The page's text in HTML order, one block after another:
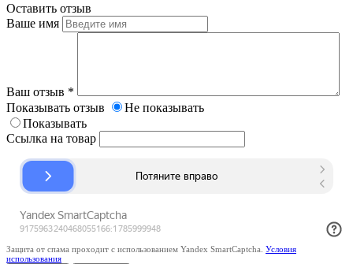
Оставить отзыв
Ваше имя
Ваш отзыв *
Показывать отзыв
Не показывать
Показывать
Ссылка на товар
Защита от спама проходит с использованием Yandex SmartCaptcha. Условия
использования